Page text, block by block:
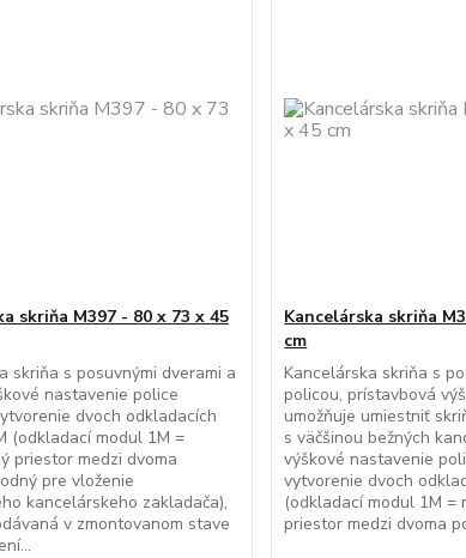
skriňa M397 - 80 x 73 x 45
skriňa s posuvnými dverami a
nastavenie police
dvoch odkladacích
(odkladací modul 1M =
priestor medzi dvoma
pre vloženie
kancelárskeho zakladača),
v zmontovanom stave
Kancelárska skriňa
cm
Kancelárska skriňa s
policou, prístavbová
umožňuje umiestniť
s väčšinou bežných
výškové nastavenie
vytvorenie dvoch
(odkladací modul 1M =
priestor medzi dvoma